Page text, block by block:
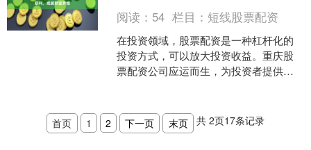
阅读： 54 栏目： 短线股票配资
在投资领域，股票配资是一种杠杆化的
投资方式，可以放大投资收益。重庆股
票配资公司应运而生，为投资者提供专
首页 1 2 下一页 末页 共 2页17条记录